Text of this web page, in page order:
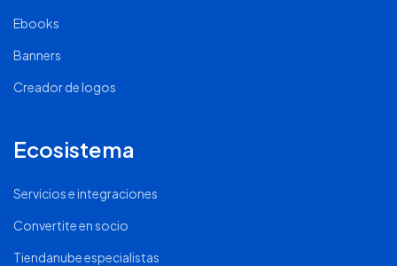
Ebooks
Banners
Creador de logos
Ecosistema
Servicios e integraciones
Convertite en socio
Tiendanube especialistas